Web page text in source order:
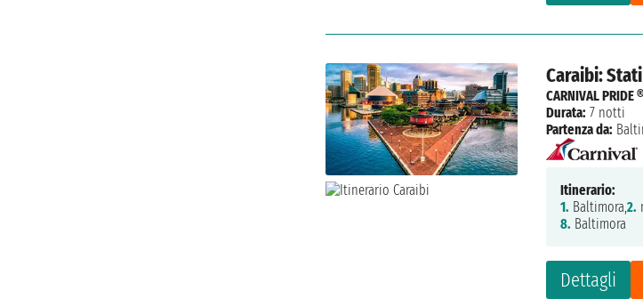
Caraibi:
Dettagli
CARNIVAL PRIDE ®
Durata: 7 notti
Partenza da:
Itinerario:
1. Baltimora,2.
8. Baltimora